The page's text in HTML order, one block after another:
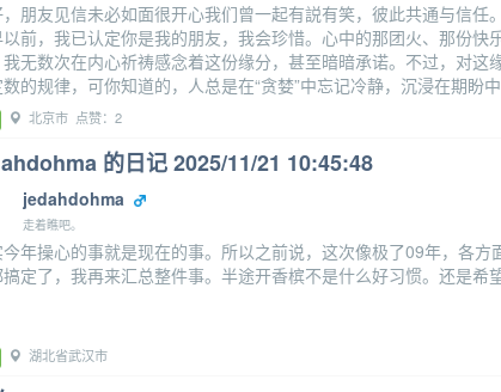
朋友见信未必如面很开心我们曾一起有説有笑，彼此共通与信
前，我已认定你是我的朋友，我会珍惜。心中的那团火、那份
无数次在内心祈祷感念着这份缘分，甚至暗暗承诺。不过，对
的规律，可你知道的，人总是在“贪婪”中忘记冷静，沉浸在期盼
北京市 点赞：2
的日记 2025/11/21 10:45:48
jedahdohma
走着瞧吧。
年操心的事就是现在的事。所以之前说，这次像极了09年，各
定了，我再来汇总整件事。半途开香槟不是什么好习惯。还是希
湖北省武汉市